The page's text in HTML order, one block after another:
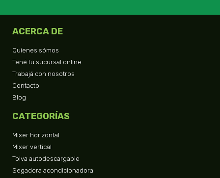
ACERCA DE
Quienes sómos
Tené tu sucursal online
Trabajá con nosotros
Contacto
Blog
CATEGORÍAS
Mixer horizontal
Mixer vertical
Tolva autodescargable
Segadora acondicionadora